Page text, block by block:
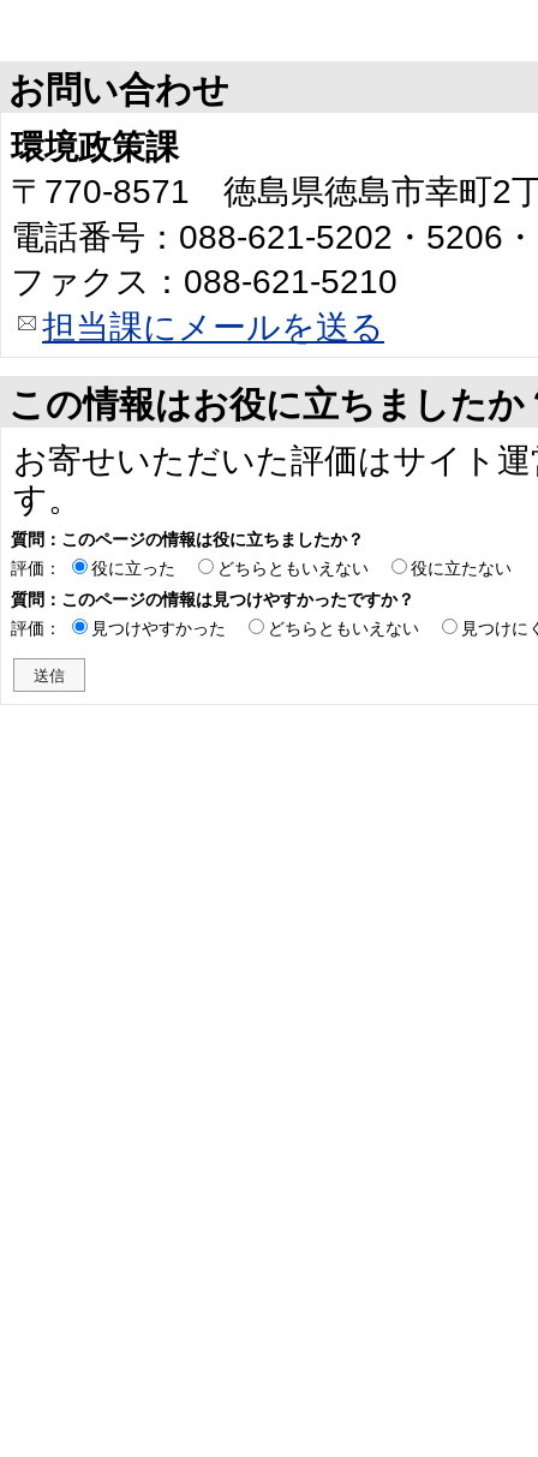
お問い合わせ
環境政策課
〒770-8571 徳島県徳島市幸町2
電話番号：088-621-5202・5206
ファクス：088-621-5210
担当課にメールを送る
この情報はお役に立ちましたか
お寄せいただいた評価はサイト
す。
質問：このページの情報は役に立ちましたか？
評価：
役に立った どちらともいえない
役に立たない
質問：このページの情報は見つけやすかったですか？
評価：
見つけやすかった どちらともいえない 見つけに